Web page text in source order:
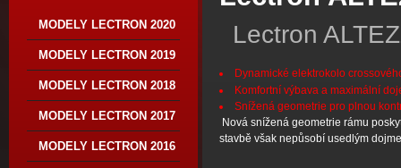
MODELY LECTRON 2020
MODELY LECTRON 2019
MODELY LECTRON 2018
MODELY LECTRON 2017
MODELY LECTRON 2016
Lectron
Dynamické elektrokolo
Komfortní výbava a maximální
Snížená geometrie pro plnou
Nová snížená geometrie rámu
stavbě však nepůsobí usedlým